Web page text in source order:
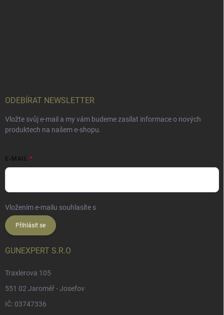
ODEBÍRAT NEWSLETTER
Vložte svůj e-mail a my vám budeme zasílat informace o nových
produktech na našem e-shopu.
E-MAIL
Vložením e-mailu souhlasíte s
Přihlásit se
GUNEXPERT S.R.O
Traxlerova 105
551 02 Jaroměř - Josefov
IČ: 03747336